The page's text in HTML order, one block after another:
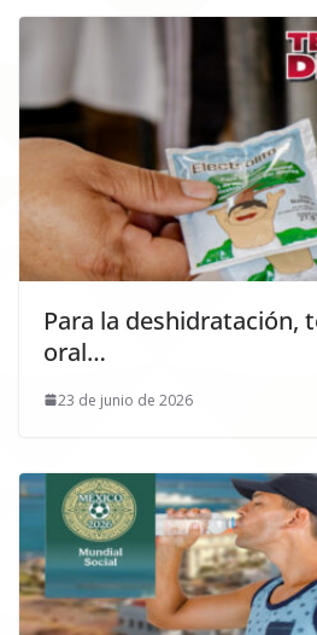
Para la deshidratación,
oral…
23 de junio de 2026